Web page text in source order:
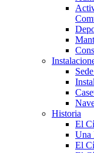
Historia
El
Una
El